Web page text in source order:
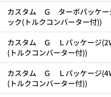
カスタム Ｇ ターボパッケー
ック(トルクコンバーター付))
カスタム Ｇ Ｌパッケージ
(トルクコンバーター付))
カスタム Ｇ Ｌパッケージ
(トルクコンバーター付))